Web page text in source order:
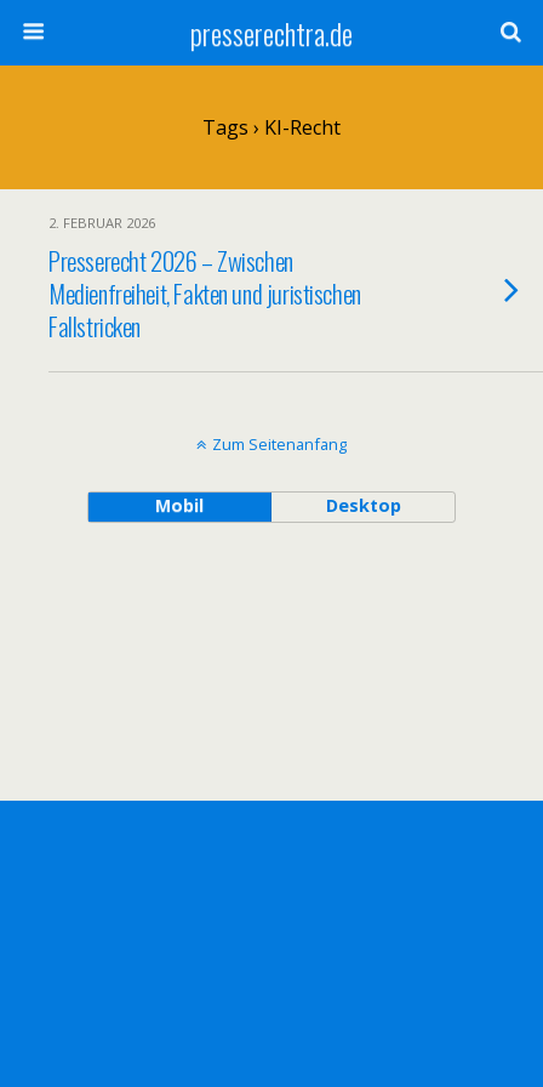
presserechtra.de
Tags › KI-Recht
2. FEBRUAR 2026
Presserecht 2026 – Zwischen
Medienfreiheit, Fakten und juristischen
Fallstricken
Zum Seitenanfang
Mobil Desktop